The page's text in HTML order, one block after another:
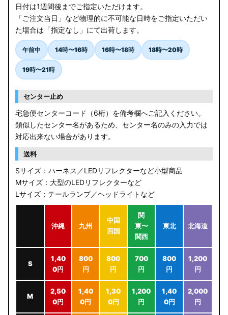
日付は1週間後までご指定いただけます。
「ご注文当日」など物理的に不可能な日時をご指定いただい
た場合は「指定なし」にて出荷します。
午前中 14時〜16時 16時〜18時 18時〜20時
19時〜21時
センター止め
宅急便センターコード（6桁）を備考欄へご記入ください。
類似したセンター名があるため、センター名のみの入力では
対応出来ない場合があります。
送料
Sサイズ：ハーネス／LEDリフレクターなど小型商品
Mサイズ：大型のLEDリフレクターなど
Lサイズ：テールランプ／ヘッドライトなど
沖縄 九州
中国
四国
関
東〜
関西
東北 北海道
S
1,40
0円
800
円
800
円
700
円
800
円
1,200
円
M
2,50
0円
1,40
0円
1,30
0円
1,200
円
1,40
0円
2,000
円